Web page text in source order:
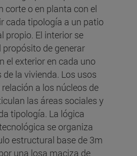
corte o en planta con el
cada tipología a un patio
propio. El interior se
propósito de generar
el exterior en cada uno
de la vivienda. Los usos
a los núcleos de
las áreas sociales y
tipología. La lógica
se organiza
estructural base de 3m
una losa maciza de